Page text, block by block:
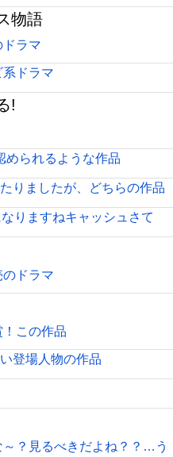
物語
ラマ
ドラマ
!
められるような作品
りましたが、どちらの作品
りますねキャッシュさて
ドラマ
この作品
登場人物の作品
～？見るべきだよね？？…う